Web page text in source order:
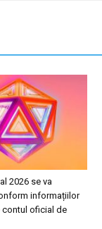
2026 se va
informațiilor
oficial de